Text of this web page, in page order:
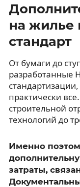
на жилье
стандарт
От бумаги до
разработанные
практически
строительной
технологий до
Именно
затраты,